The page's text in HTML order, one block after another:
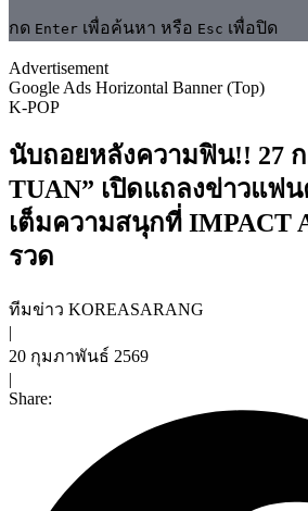
กด Enter เพื่อค้นหา หรือ Esc เพื่อปิด
Advertisement
Google Ads Horizontal Banner (Top)
K-POP
นับถอยหลังความฟิน!! 27
TUAN” เปิดแถลงข่าวแฟ
เต็มความสนุกที่ IMPACT
รวด
ทีมข่าว KOREASARANG
|
20 กุมภาพันธ์ 2569
|
Share: